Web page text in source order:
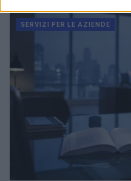
SERVIZI PER LE AZIENDE